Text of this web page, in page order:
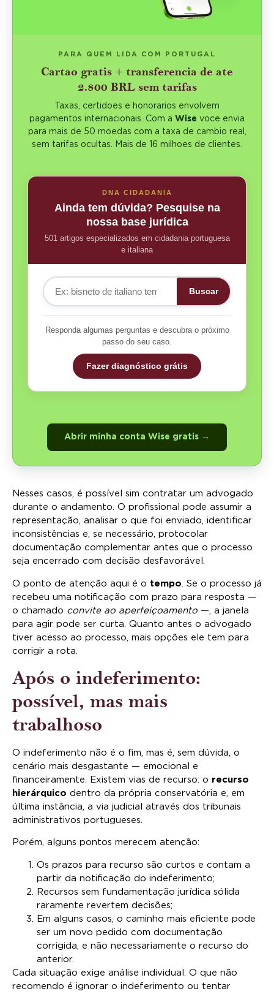
PARA QUEM LIDA COM PORTUGAL
Cartao gratis + transferencia de ate
2.800 BRL sem tarifas
Taxas, certidoes e honorarios envolvem
pagamentos internacionais. Com a Wise voce envia
para mais de 50 moedas com a taxa de cambio real,
sem tarifas ocultas. Mais de 16 milhoes de clientes.
DNA CIDADANIA
Ainda tem dúvida? Pesquise na
nossa base jurídica
501 artigos especializados em cidadania portuguesa
e italiana
Buscar
Responda algumas perguntas e descubra o próximo
passo do seu caso.
Fazer diagnóstico grátis
Abrir minha conta Wise gratis →
Nesses casos, é possível sim contratar um advogado
durante o andamento. O profissional pode assumir a
representação, analisar o que foi enviado, identificar
inconsistências e, se necessário, protocolar
documentação complementar antes que o processo
seja encerrado com decisão desfavorável.
O ponto de atenção aqui é o tempo . Se o processo já
recebeu uma notificação com prazo para resposta —
o chamado convite ao aperfeiçoamento —, a janela
para agir pode ser curta. Quanto antes o advogado
tiver acesso ao processo, mais opções ele tem para
corrigir a rota.
Após o indeferimento:
possível, mas mais
trabalhoso
O indeferimento não é o fim, mas é, sem dúvida, o
cenário mais desgastante — emocional e
financeiramente. Existem vias de recurso: o recurso
hierárquico dentro da própria conservatória e, em
última instância, a via judicial através dos tribunais
administrativos portugueses.
Porém, alguns pontos merecem atenção:
Os prazos para recurso são curtos e contam a
partir da notificação do indeferimento;
Recursos sem fundamentação jurídica sólida
raramente revertem decisões;
Em alguns casos, o caminho mais eficiente pode
ser um novo pedido com documentação
corrigida, e não necessariamente o recurso do
anterior.
Cada situação exige análise individual. O que não
recomendo é ignorar o indeferimento ou tentar